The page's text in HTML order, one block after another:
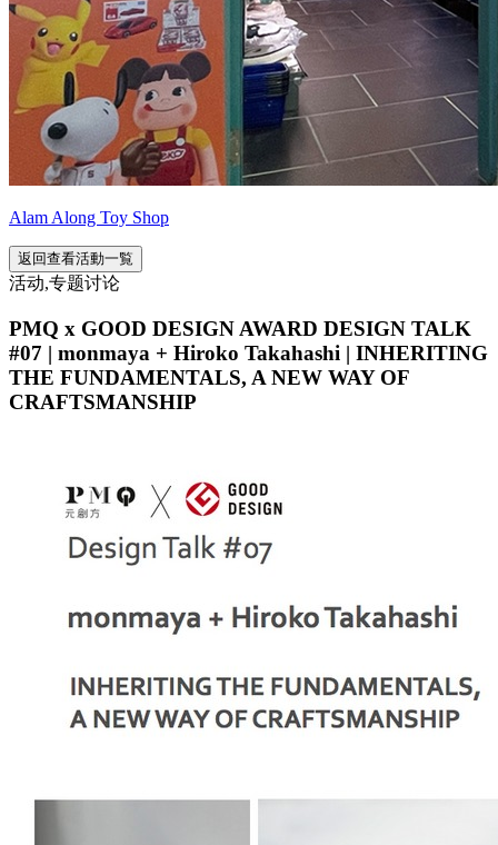
Alam Along Toy Shop
返回查看活動一覧
活动,专题讨论
PMQ x GOOD DESIGN AWARD DESIGN TALK
#07 | monmaya + Hiroko Takahashi | INHERITING
THE FUNDAMENTALS, A NEW WAY OF
CRAFTSMANSHIP